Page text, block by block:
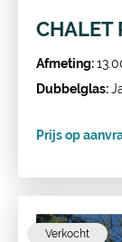
CHALET
Afmeting:
Dubbelglas:
Prijs op
Verkocht